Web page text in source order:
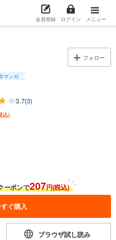
会員登録 ログイン メニュー
フォロー
マンガ
3.7(3)
込)
ーポンで207円(税込)
ぐ購入
ブラウザ試し読み